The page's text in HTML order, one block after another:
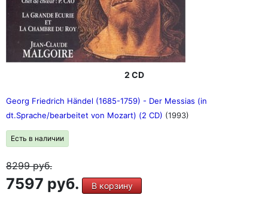
2 CD
Georg Friedrich Händel (1685-1759) - Der Messias (in
dt.Sprache/bearbeitet von Mozart) (2 CD) (1993)
Есть в наличии
8299руб.
7597 руб. В корзину